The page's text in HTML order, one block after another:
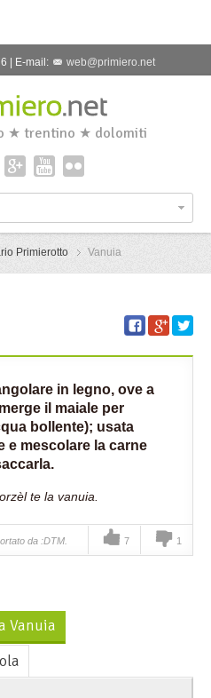
| E-mail: web@primiero.net
★ trentino ★ dolomiti
Primierotto Vanuia
in legno, ove a
il maiale per
bollente); usata
e mescolare la carne
te la vanuia.
da :DTM. 7 1
Vanuia